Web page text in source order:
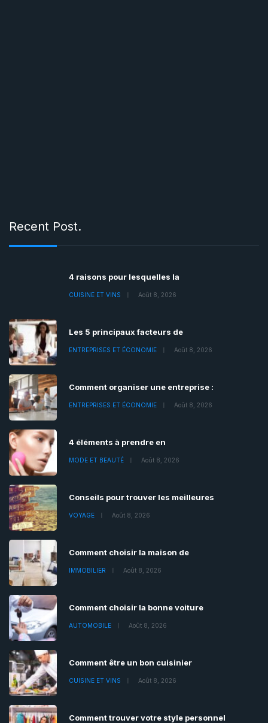
Recent Post.
4 raisons pour lesquelles la
CUISINE ET VINS Août 8, 2026
Les 5 principaux facteurs de
ENTREPRISES ET ÉCONOMIE Août 8, 2026
Comment organiser une entreprise :
ENTREPRISES ET ÉCONOMIE Août 8, 2026
4 éléments à prendre en
MODE ET BEAUTÉ Août 8, 2026
Conseils pour trouver les meilleures
VOYAGE Août 8, 2026
Comment choisir la maison de
IMMOBILIER Août 8, 2026
Comment choisir la bonne voiture
AUTOMOBILE Août 8, 2026
Comment être un bon cuisinier
CUISINE ET VINS Août 8, 2026
Comment trouver votre style personnel